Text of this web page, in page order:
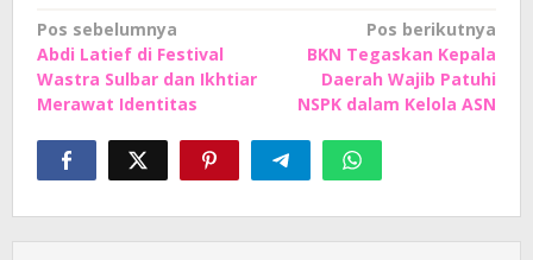
Navigasi
pos
Pos sebelumnya
Abdi Latief di Festival
Wastra Sulbar dan Ikhtiar
Merawat Identitas
Pos berikutnya
BKN Tegaskan Kepala
Daerah Wajib Patuhi
NSPK dalam Kelola ASN